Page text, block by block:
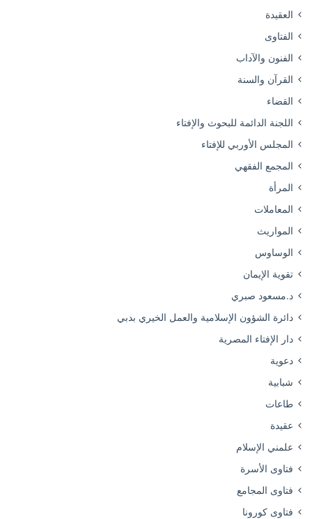
العقيدة
الفتاوى
الفنون والآداب
القرآن والسنة
القضاء
اللجنة الدائمة للبحوث والإفتاء
المجلس الأوربي للإفتاء
المجمع الفقهي
المرأة
المعاملات
المواريث
الوساوس
تقوية الإيمان
د.مسعود صبري
دائرة الشؤون الإسلامية والعمل الخيري بدبي
دار الإفتاء المصرية
دعوية
شبابية
طاعات
عقيدة
علمني الإسلام
فتاوى الأسرة
فتاوى المجامع
فتاوى كورونا